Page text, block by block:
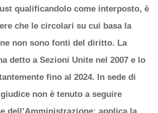
qualificandolo come interposto, è
che le circolari su cui basa la
non sono fonti del diritto. La
detto a Sezioni Unite nel 2007 e lo
fino al 2024. In sede di
non è tenuto a seguire
dell’Amministrazione: applica la